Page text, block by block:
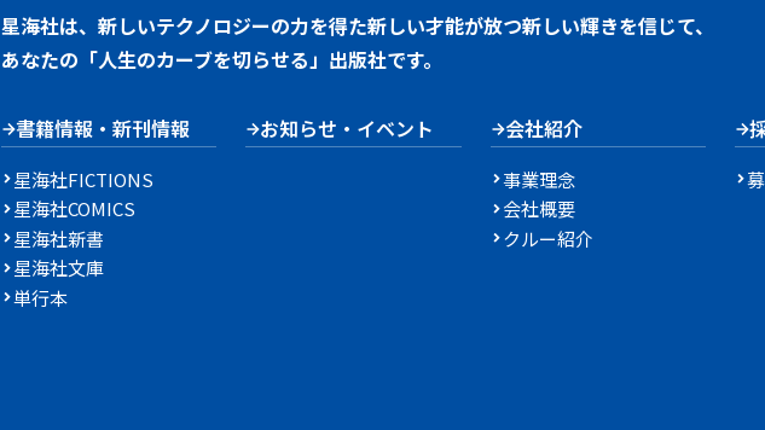
星海社は、新しいテクノロジーの力を得た新しい才能が放つ新しい輝きを信じて、
あなたの「人生のカーブを切らせる」出版社です。
書籍情報・新刊情報
星海社FICTIONS
星海社COMICS
星海社新書
星海社文庫
単行本
お知らせ・イベント 会社紹介
事業理念
会社概要
クルー紹介